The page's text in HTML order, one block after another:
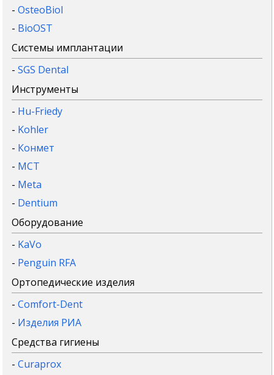
-OsteoBiol
- BioOST
Системы имплантации
-SGS Dental
Инструменты
- Hu-Friedy
- Kohler
- Конмет
- MCT
- Meta
- Dentium
Оборудование
- KaVo
- Penguin RFA
Ортопедические изделия
-Comfort-Dent
- Изделия РИА
Средства гигиены
-Curaprox